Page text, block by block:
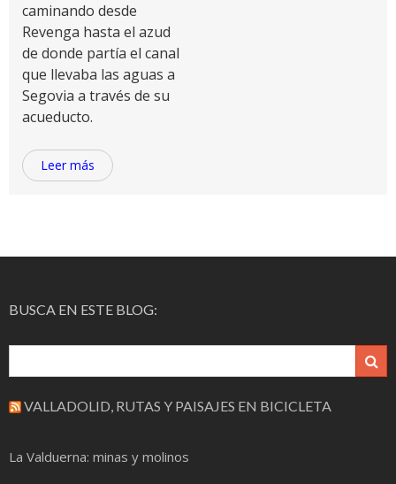
caminando desde
Revenga hasta el azud
de donde partía el canal
que llevaba las aguas a
Segovia a través de su
acueducto.
Leer más
BUSCA EN ESTE BLOG:
VALLADOLID, RUTAS Y PAISAJES EN BICICLETA
La Valduerna: minas y molinos